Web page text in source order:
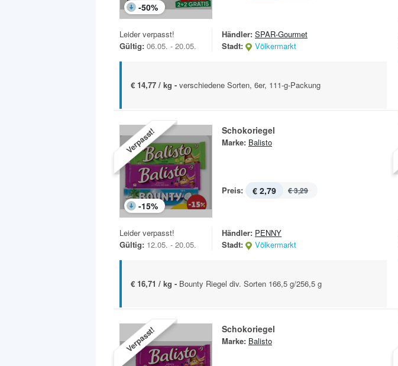
-50%
Leider verpasst!
Gültig: 06.05. - 20.05.
Händler: SPAR-Gourmet
Stadt:
Völkermarkt
€ 14,77 / kg - verschiedene Sorten, 6er, 111-g-Packung
Verpasst!
-15%
Schokoriegel
Marke: Balisto
Preis: € 2,79 € 3,29
Leider verpasst!
Gültig: 12.05. - 20.05.
Händler: PENNY
Stadt:
Völkermarkt
€ 16,71 / kg - Bounty Riegel div. Sorten 166,5 g/256,5 g
Verpasst! Schokoriegel
Marke: Balisto